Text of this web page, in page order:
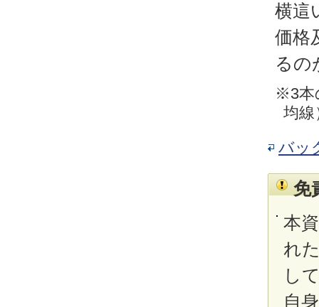
横這
価格
るの
※3本
均
バッ
免
本
れ
し
自